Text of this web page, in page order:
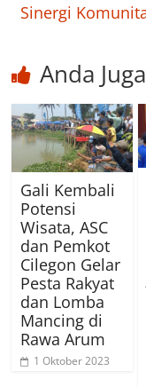
Sinergi
Anda
Gali Kembali
Potensi
Wisata, ASC
dan Pemkot
Cilegon Gelar
Pesta Rakyat
dan Lomba
Mancing di
Rawa Arum
1 Oktober 2023